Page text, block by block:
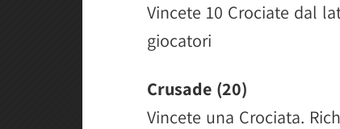
Vincete 10 Crociate dal
giocatori
Crusade (20)
Vincete una Crociata.